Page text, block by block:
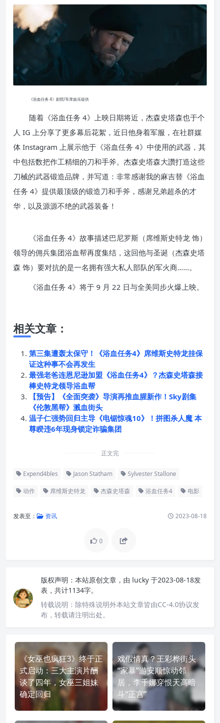
《浴血任务 4》剧照/车库娱乐提供
随着《浴血任务 4》上映日期将近，杰森史塔森也于个
人 IG 上分享了更多幕后花絮，近日他身着军服，在社群媒
体 Instagram 上展示他于《浴血任务 4》中使用的武器，其
中包括数把作工精细的刀和手斧。杰森史塔森大讚打造这些
刀械的武器锻造品牌，并写道：非常感谢我的麻吉替《浴血
任务 4》提供最顶级的锻造刀和手斧，感谢兄弟超杀的才
华，以及源源不绝的武器装备！
《浴血任务 4》故事描述巴尼罗斯（席维斯史特龙 饰）
领导的佣兵集团浴血帮再度集结，这回他与圣诞（杰森史塔
森 饰）要对抗的是一名拥有强大私人部队的军火商……。
《浴血任务 4》将于 9 月 22 日与全美同步火爆上映。
相关文章：
第三集遭轰太保守！《浴血任务4》席维斯史特龙挂保
证这种事不会再发生
最强老爸连恩尼逊加盟《浴血任务4》？杰森史塔森接
棒史特龙领导浴血帮
【预告】《全面突袭》导演再推血腥新作！Sky剧集
《伦敦黑帮》溅血街头
温子仁强势回归主导《电锯惊魂10》！拼图杀人魔 本
尊睽违6年现身锁定诈骗集团
正文完
Expend4bles Jason Statham Sylvester Stallone
动作 席维斯史特龙 杰森史塔森 浴血任务4 电影
发表至： 资讯 2023-08-18
0
版权声明： 本站原创文章，由 lucky 于2023-08-18发
表，共计1134字。
转载说明： 除特殊说明外本站文章皆由CC-4.0协议发
布，转载请注明出处。
《女巫也疯狂3》终于正
式启动：三大主演片酬
谈了四年，女巫三姐妹
确定回归
戏假情真？王彩桦街头
“家暴”游安顺惊动邻
居，李千娜穿恨天高暗
斗“正宫”